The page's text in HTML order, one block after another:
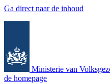
Ga direct naar de inhoud
Ministerie van
de homepage